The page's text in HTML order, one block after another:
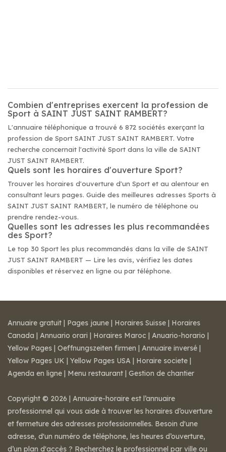
Combien d'entreprises exercent la profession de
Sport à SAINT JUST SAINT RAMBERT?
L'annuaire téléphonique a trouvé 6 872 sociétés exerçant la
profession de Sport SAINT JUST SAINT RAMBERT. Votre
recherche concernait l'activité Sport dans la ville de SAINT
JUST SAINT RAMBERT.
Quels sont les horaires d'ouverture Sport?
Trouver les horaires d'ouverture d'un Sport et au alentour en
consultant leurs pages. Guide des meilleures adresses Sports à
SAINT JUST SAINT RAMBERT, le numéro de téléphone ou
prendre rendez-vous.
Quelles sont les adresses les plus recommandées
des Sport?
Le top 30 Sport les plus recommandés dans la ville de SAINT
JUST SAINT RAMBERT — Lire les avis, vérifiez les dates
disponibles et réservez en ligne ou par téléphone.
Annuaire gratuit | Pages jaune | Horaires Suisse | Horaires
Canada | Annuario orari | Horaires Maroc | Anuario-horario |
Yellow Pages | Oeffnungszeiten firmen | Annuaire inversé |
Yellow Pages UK | Yellow Pages USA | Horaire societe |
Agenda en ligne | Menu restaurant | Gestion de chantier
Copyright © 2026 | Annuaire-horaire est l’annuaire
professionnel qui vous aide à trouver les horaires d’ouverture
et fermeture des adresses professionnelles. Besoin d'une
adresse, d'un numéro de téléphone, les heures d’ouverture,
d’un plan d'accès ? Recherchez le professionnel par ville ou